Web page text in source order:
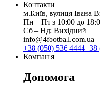
Контакти
м.Київ, вулиця Івана
Пн ‒ Пт з 10:00 до
Сб ‒ Нд: Вихідний
info@4football.com.ua
+38 (050) 536 4444+38
Компанія
Допомога